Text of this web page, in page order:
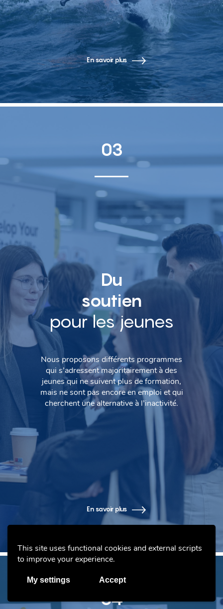
This site uses functional cookies and external scripts
to improve your experience.
My settings Accept
En savoir plus
03
Du
soutien
pour les jeunes
Nous proposons différents programmes
qui s’adressent majoritairement à des
jeunes qui ne suivent plus de formation,
mais ne sont pas encore en emploi et qui
cherchent une alternative à l’inactivité.
En savoir plus
04